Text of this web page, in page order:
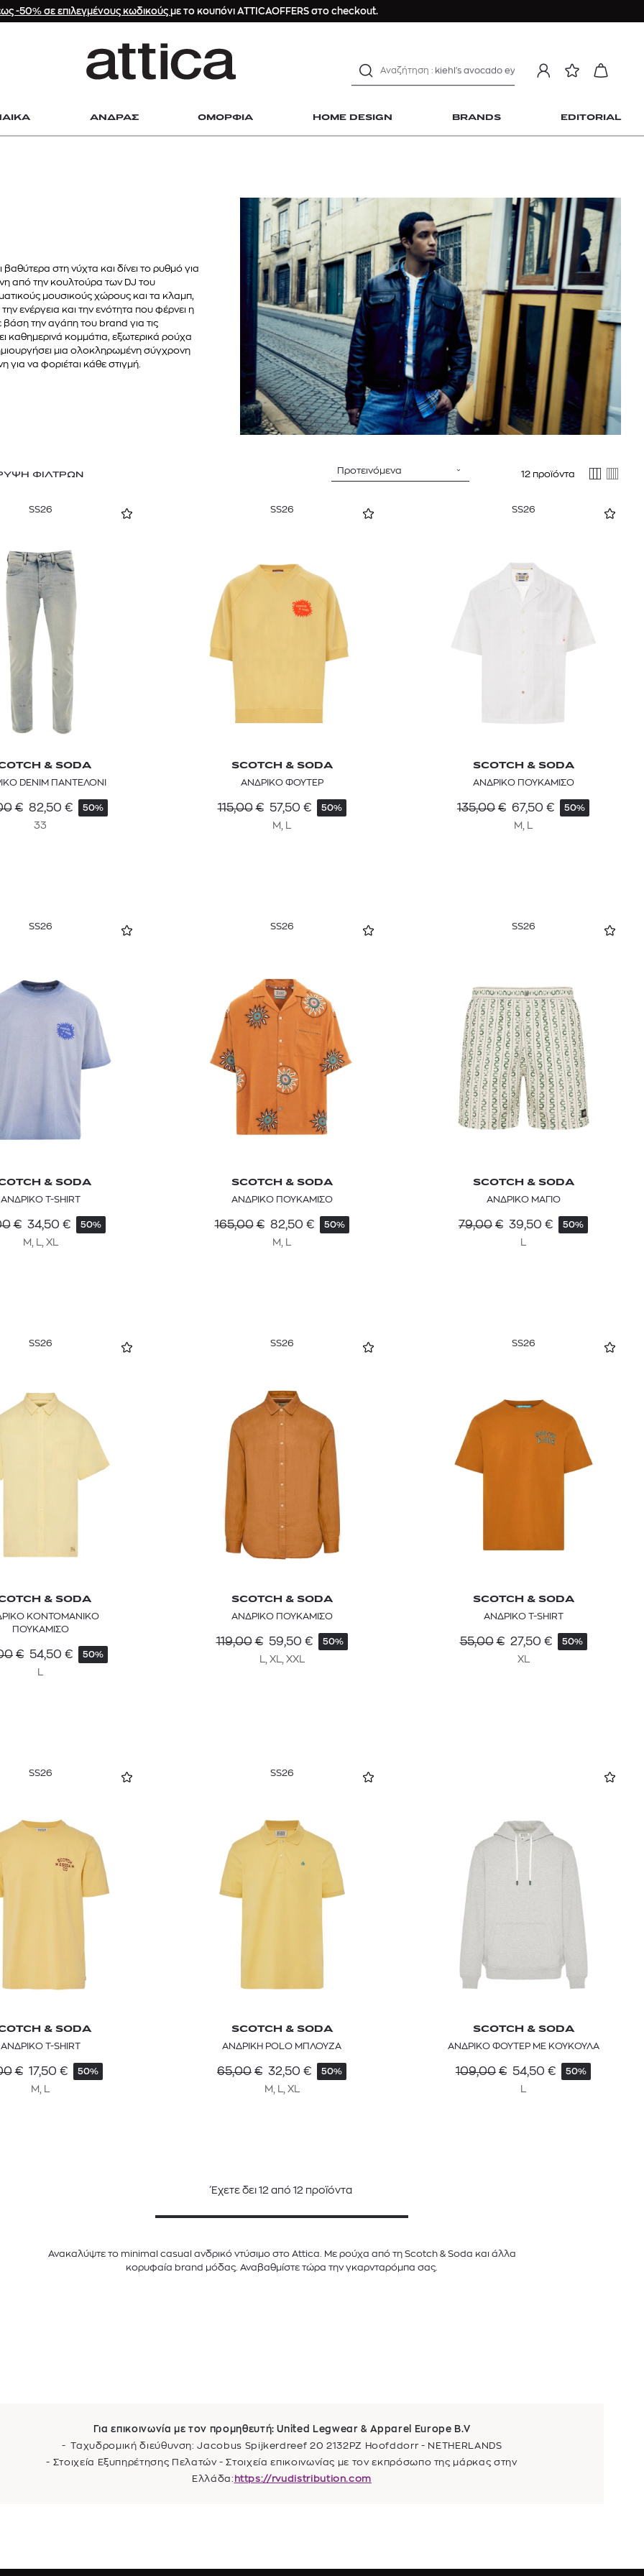
-50% σε επιλεγμένους κωδικούς με το κουπόνι ATTICAOFFERS στο checkout.
ΑΝΔΡΑΣ ΟΜΟΡΦΙΑ HOME DESIGN BRANDS EDITORIAL
kiehl's avocado eye
Longchamp Le Pliage
αντηλιακό προσώπου
estee lauder double wear
kiehl's avocado eye
mcm
sandro
τσαντες
New Entry | Home Design
SUMMER ESSENTIALS
365,00 € OFFER
MC2 SAINT BARTH
στη νύχτα και δίνει το ρυθμό για
από την κουλτούρα των DJ του
μουσικούς χώρους και τα κλαμπ,
ενέργεια και την ενότητα που φέρνει η
βάση την αγάπη του brand για τις
καθημερινά κομμάτια, εξωτερικά ρούχα
μια ολοκληρωμένη σύγχρονη
για να φοριέται κάθε στιγμή.
ΦΙΛΤΡΩΝ Προτεινόμενα 12 προϊόντα
SS26
& SODA
DENIM ΠΑΝΤΕΛΟΝΙ
€ 82,50 € 50%
33
SS26
SCOTCH & SODA
ΑΝΔΡΙΚΟ ΦΟΥΤΕΡ
115,00 € 57,50 € 50%
M, L
SS26
SCOTCH & SODA
ΑΝΔΡΙΚΟ ΠΟΥΚΑΜΙΣΟ
135,00 € 67,50 € 50%
M, L
SS26
& SODA
ΑΝΔΡΙΚΟ T-SHIRT
€ 34,50 € 50%
M, L, XL
SS26
SCOTCH & SODA
ΑΝΔΡΙΚΟ ΠΟΥΚΑΜΙΣΟ
165,00 € 82,50 € 50%
M, L
SS26
SCOTCH & SODA
ΑΝΔΡΙΚΟ ΜΑΓΙΟ
79,00 € 39,50 € 50%
L
SS26
& SODA
ΚΟΝΤΟΜΑΝΙΚΟ
ΠΟΥΚΑΜΙΣΟ
€ 54,50 € 50%
L
SS26
SCOTCH & SODA
ΑΝΔΡΙΚΟ ΠΟΥΚΑΜΙΣΟ
119,00 € 59,50 € 50%
L, XL, XXL
SS26
SCOTCH & SODA
ΑΝΔΡΙΚΟ T-SHIRT
55,00 € 27,50 € 50%
XL
SS26
& SODA
ΑΝΔΡΙΚΟ T-SHIRT
€ 17,50 € 50%
M, L
SS26
SCOTCH & SODA
ΑΝΔΡΙΚΗ POLO ΜΠΛΟΥΖΑ
65,00 € 32,50 € 50%
M, L, XL
SCOTCH & SODA
ΑΝΔΡΙΚΟ ΦΟΥΤΕΡ ΜΕ ΚΟΥΚΟΥΛΑ
109,00 € 54,50 € 50%
L
Έχετε δει 12 από 12 προϊόντα
Ανακαλύψτε το minimal casual ανδρικό ντύσιμο στο Attica. Mε ρούχα από τη Scotch & Soda και άλλα
κορυφαία brand μόδας. Αναβαθμίστε τώρα την γκαρνταρόμπα σας.
Για επικοινωνία με τον προμηθευτή: United Legwear & Apparel Europe B.V
- Ταχυδρομική διεύθυνση: Jacobus Spijkerdreef 20 2132PZ Hoofddorr - NETHERLANDS
- Στοιχεία Εξυπηρέτησης Πελατών - Στοιχεία επικοινωνίας με τον εκπρόσωπο της μάρκας στην
Ελλάδα: https://rvudistribution.com